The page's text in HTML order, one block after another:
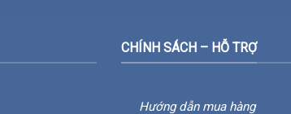
CHÍNH SÁCH – HỖ TRỢ
Hướng dẫn mua hàng